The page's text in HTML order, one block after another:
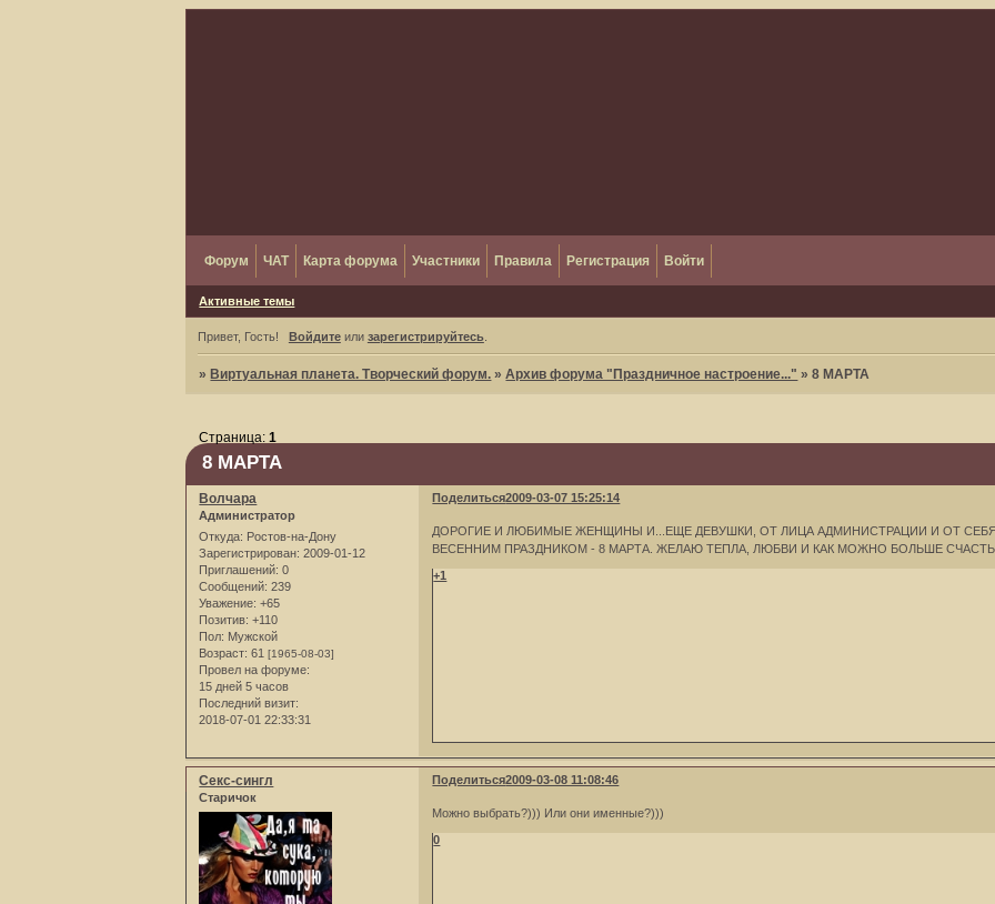
Форум ЧАТ Карта форума Участники Правила Регистрация Войти
Активные темы
Привет, Гость! Войдитеили зарегистрируйтесь.
»Виртуальная планета. Творческий форум. »Архив форума "Праздничное настроение..." »8 МАРТА
8 МАРТА
Страница:1
Поделиться2009-03-07 15:25:14
Волчара
Администратор
Откуда: Ростов-на-Дону
Зарегистрирован: 2009-01-12
Приглашений: 0
Сообщений: 239
Уважение: +65
Позитив: +110
Пол: Мужской
Возраст: 61[1965-08-03]
Провел на форуме:
15 дней 5 часов
Последний визит:
2018-07-01 22:33:31
ДОРОГИЕ И ЛЮБИМЫЕ ЖЕНЩИНЫ И...ЕЩЕ ДЕВУШКИ, ОТ ЛИЦА АДМИНИСТРАЦИИ И ОТ
ВЕСЕННИМ ПРАЗДНИКОМ - 8 МАРТА. ЖЕЛАЮ ТЕПЛА, ЛЮБВИ И КАК МОЖНО БОЛЬШЕ
+1
Поделиться2009-03-08 11:08:46
Секс-сингл
Старичок
Можно выбрать?))) Или они именные?)))
0